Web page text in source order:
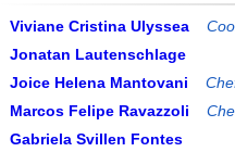
Viviane Cristina Ulyssea
Jonatan Lautenschlage
Joice Helena Mantovani
Marcos Felipe Ravazzoli
Gabriela Svillen Fontes